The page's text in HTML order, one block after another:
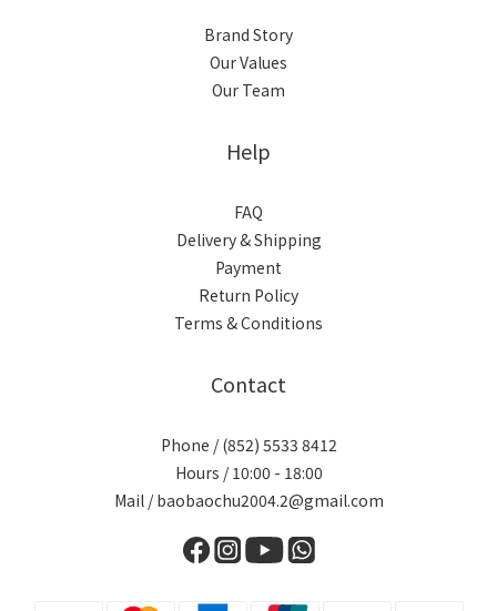
Brand Story
Our Values
Our Team
Help
FAQ
Delivery & Shipping
Payment
Return Policy
Terms & Conditions
Contact
Phone / (852) 5533 8412
Hours / 10:00 - 18:00
Mail / baobaochu2004.2@gmail.com